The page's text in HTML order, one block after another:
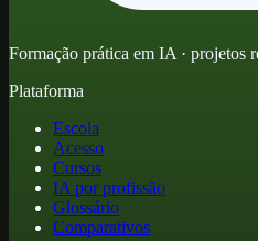
Formação prática em IA · projetos
Plataforma
Escola
Acesso
Cursos
IA por profissão
Glossário
Comparativos